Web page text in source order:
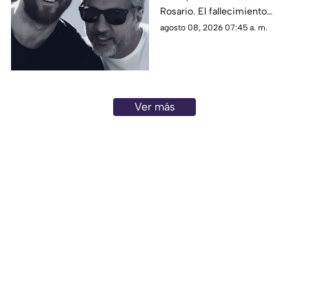
Rosario. El fallecimiento
ocurrió la noche del viernes y
agosto 08, 2026 07:45 a. m.
Ver más